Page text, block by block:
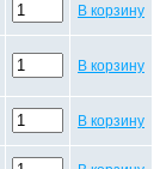
В корзину
В корзину
В корзину